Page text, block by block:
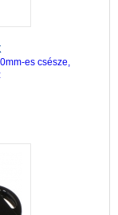
es csésze,